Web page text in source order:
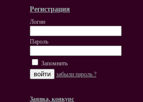
Регистрация
Логин
Пароль
Запомнить
забыли пароль ?
Заявка, конкурс